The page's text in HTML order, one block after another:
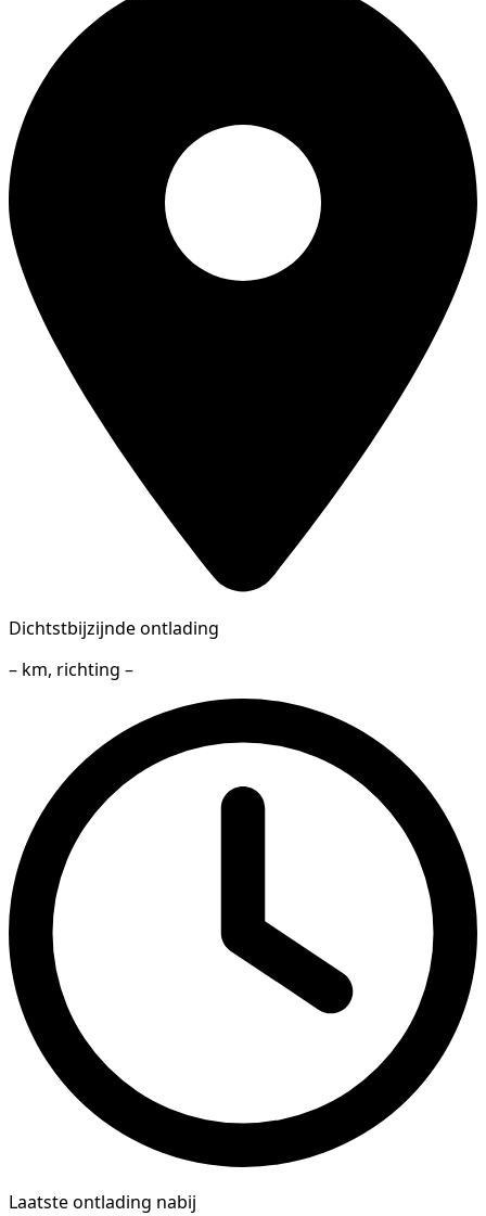
Dichtstbijzijnde ontlading
– km, richting –
Laatste ontlading nabij